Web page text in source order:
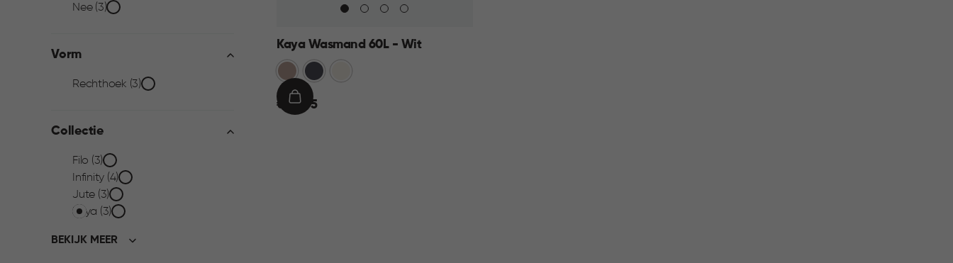
Draagbaar
filter
Nee (3)
Vorm
Vorm
filter
Rechthoek (3)
Collectie
Collectie
filter
Filo (3)
Infinity (4)
Jute (3)
Kaya (3)
BEKIJK MEER
Kaya Wasmand 60L - Wit
Warm
Taupe
Antraciet
€€ 23,95
IN